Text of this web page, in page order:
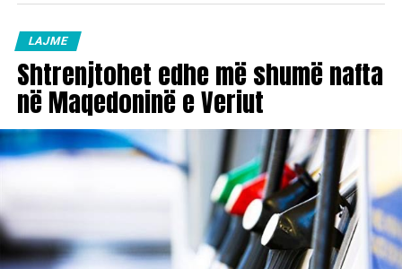
LAJME
Shtrenjtohet edhe më shumë nafta
në Maqedoninë e Veriut